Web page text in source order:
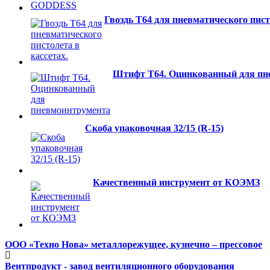
Гвоздь T64 для пневматического
Штифт T64. Оцинкованный для
Скоба упаковочная 32/15 (R-15)
Качественный инструмент от КОЭМЗ
ООО «Техно Нова» металлорежущее, кузнечно – прессовое
Вентпродукт - завод вентиляционного оборудования